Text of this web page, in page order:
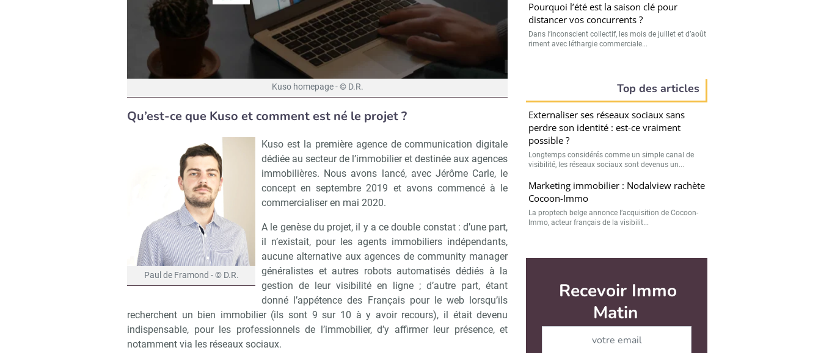
Kuso homepage - © D.R.
Qu’est-ce que Kuso et comment est né le projet ?
Paul de Framond - © D.R.
Kuso est la première agence de communication digitale
dédiée au secteur de l’immobilier et destinée aux agences
immobilières. Nous avons lancé, avec Jérôme Carle, le
concept en septembre 2019 et avons commencé à le
commercialiser en mai 2020.
A le genèse du projet, il y a ce double constat : d’une part,
il n’existait, pour les agents immobiliers indépendants,
aucune alternative aux agences de community manager
généralistes et autres robots automatisés dédiés à la
gestion de leur visibilité en ligne ; d’autre part, étant
donné l’appétence des Français pour le web lorsqu’ils
recherchent un bien immobilier (ils sont 9 sur 10 à y avoir recours), il était devenu
indispensable, pour les professionnels de l’immobilier, d’y affirmer leur présence, et
notamment via les réseaux sociaux.
Pourquoi l’été est la saison clé pour
distancer vos concurrents ?
Dans l’inconscient collectif, les mois de juillet et d’août
riment avec léthargie commerciale...
Top des articles
Externaliser ses réseaux sociaux sans
perdre son identité : est-ce vraiment
possible ?
Longtemps considérés comme un simple canal de
visibilité, les réseaux sociaux sont devenus un...
Marketing immobilier : Nodalview rachète
Cocoon-Immo
La proptech belge annonce l’acquisition de Cocoon-
Immo, acteur français de la visibilit...